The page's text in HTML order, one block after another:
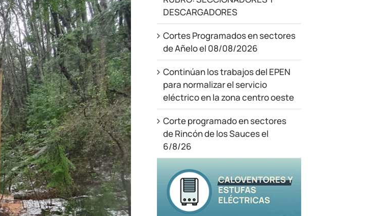
DESCARGADORES
Cortes Programados en sectores
de Añelo el 08/08/2026
Continúan los trabajos del EPEN
para normalizar el servicio
eléctrico en la zona centro oeste
Corte programado en sectores
de Rincón de los Sauces el
6/8/26